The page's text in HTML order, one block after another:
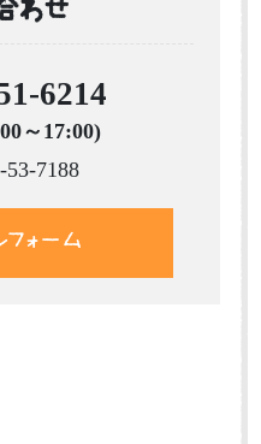
わせ
6214
～17:00)
7188
フォーム